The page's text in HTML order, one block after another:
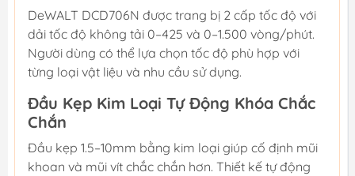
DeWALT DCD706N được trang bị 2 cấp tốc độ với
dải tốc độ không tải 0–425 và 0–1.500 vòng/phút.
Người dùng có thể lựa chọn tốc độ phù hợp với
từng loại vật liệu và nhu cầu sử dụng.
Đầu Kẹp Kim Loại Tự Động Khóa Chắc
Chắn
Đầu kẹp 1.5–10mm bằng kim loại giúp cố định mũi
khoan và mũi vít chắc chắn hơn. Thiết kế tự động